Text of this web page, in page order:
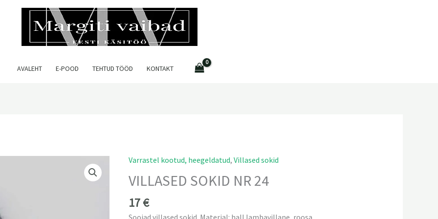
AVALEHT E-POOD TEHTUD TÖÖD KONTAKT
Varrastel kootud, heegeldatud,Villased sokid
VILLASED SOKID NR 24
17€
VILLASED
SOKID
NR
24